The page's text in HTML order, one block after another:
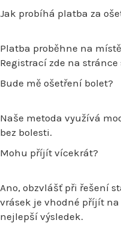
Jak probíhá platba za
Platba proběhne na
Registrací zde na
Bude mě ošetření bolet?
Naše metoda využívá
bez bolesti.
Mohu příjít vícekrát?
Ano, obzvlášť při řešení
vrásek je vhodné příjít
nejlepší výsledek.